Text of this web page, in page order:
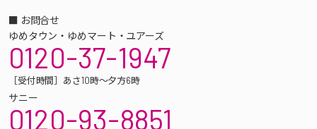
■ お問合せ
ゆめタウン・ゆめマート・ユアーズ
0120-37-1947
［受付時間］あさ10時～夕方6時
サニー
0120-93-8851